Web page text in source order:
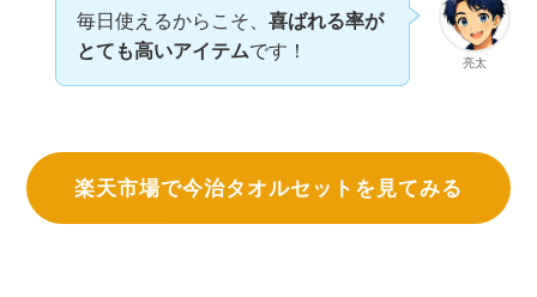
亮太
毎日使えるからこそ、 喜ばれる率が
とても高いアイテムです！
楽天市場で今治タオルセットを見てみる